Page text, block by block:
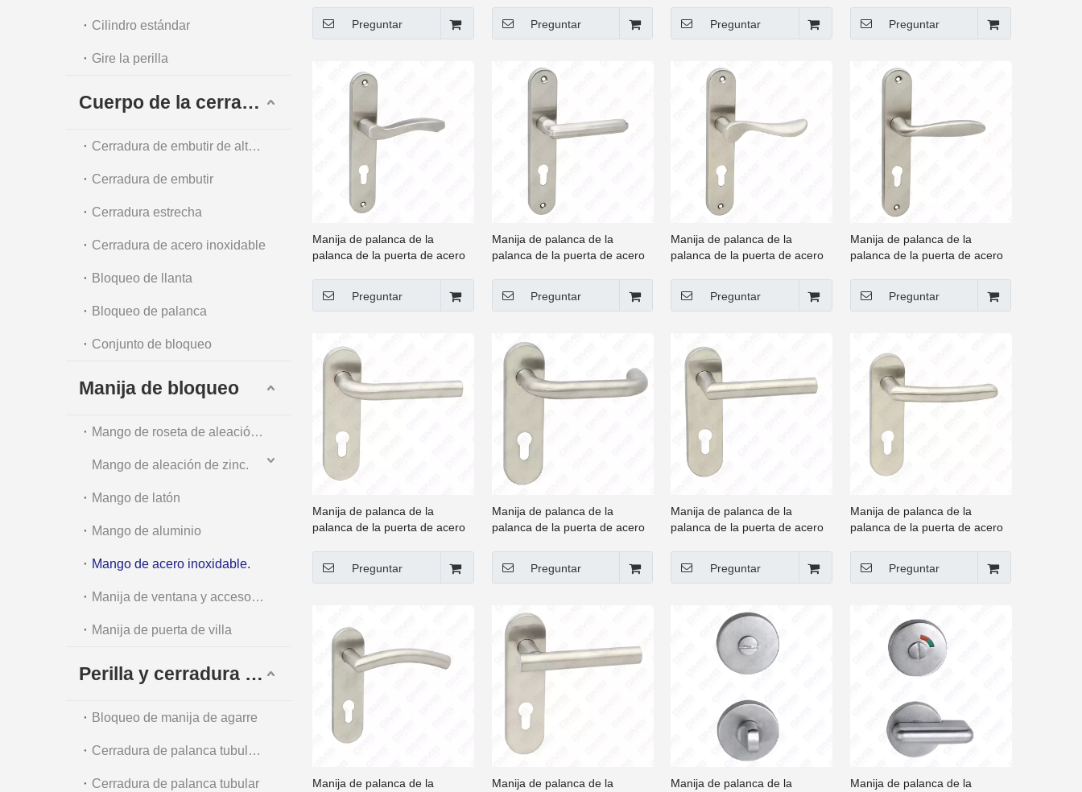
Cilindro estándar
Gire la perilla
Cuerpo de la cerradura
Cerradura de embutir de alta seguridad
Cerradura de embutir
Cerradura estrecha
Cerradura de acero inoxidable
Bloqueo de llanta
Bloqueo de palanca
Conjunto de bloqueo
Manija de bloqueo
Mango de roseta de aleación de zinc
Mango de aleación de zinc.
Mango de latón
Mango de aluminio
Mango de acero inoxidable.
Manija de ventana y accesorios
Manija de puerta de villa
Perilla y cerradura tubular
Bloqueo de manija de agarre
Cerradura de palanca tubular de alta resistencia
Cerradura de palanca tubular
Preguntar Preguntar Preguntar Preguntar
Manija de palanca de la
palanca de la puerta de acero
Preguntar
Manija de palanca de la
palanca de la puerta de acero
Preguntar
Manija de palanca de la
palanca de la puerta de acero
Preguntar
Manija de palanca de la
palanca de la puerta de acero
Preguntar
Manija de palanca de la
palanca de la puerta de acero
Preguntar
Manija de palanca de la
palanca de la puerta de acero
Preguntar
Manija de palanca de la
palanca de la puerta de acero
Preguntar
Manija de palanca de la
palanca de la puerta de acero
Preguntar
Manija de palanca de la
Manija de palanca de la
Manija de palanca de la
Manija de palanca de la